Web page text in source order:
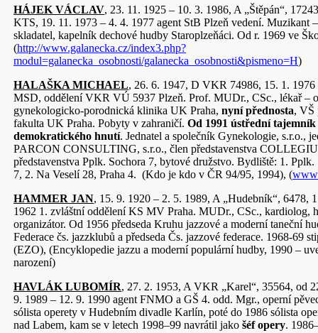
HÁJEK VÁCLAV, 23. 11. 1925 – 10. 3. 1986, A „Štěpán“,
KTS, 19. 11. 1973 – 4. 4. 1977 agent StB Plzeň vedení. Muzikant
skladatel, kapelník dechové hudby Staroplzeňáci. Od r. 1969 ve
(http://www.galanecka.cz/index3.php?
modul=galanecka_osobnosti/galanecka_osobnosti&pismeno=H)
HALAŠKA MICHAEL, 26. 6. 1947, D VKR 74986, 15. 1. 1976
MSD, oddělení VKR VÚ 5937 Plzeň. Prof. MUDr., CSc., lékař –
gynekologicko-porodnická klinika UK Praha, nyní přednosta, VŠ
fakulta UK Praha. Pobyty v zahraničí. Od 1991 ústřední
demokratického hnutí. Jednatel a společník Gynekologie, s.r.o.,
PARCON CONSULTING, s.r.o., člen představenstva
představenstva Pplk. Sochora 7, bytové družstvo. Bydliště: 1. Pplk.
7, 2. Na Veselí 28, Praha 4. (Kdo je kdo v ČR 94/95, 1994), (
HAMMER JAN, 15. 9. 1920 – 2. 5. 1989, A „Hudebník“, 6478,
1962 1. zvláštní oddělení KS MV Praha. MUDr., CSc., kardiolog,
organizátor. Od 1956 předseda Kruhu jazzové a moderní taneční
Federace čs. jazzklubů a předseda Čs. jazzové federace. 1968-69
(EZO), (Encyklopedie jazzu a moderní populární hudby, 1990 –
narození)
HAVLÁK LUBOMÍR, 27. 2. 1953, A VKR „Karel“, 35564, od
9. 1989 – 12. 9. 1990 agent FNMO a GŠ 4. odd. Mgr., operní
sólista operety v Hudebním divadle Karlín, poté do 1986 sólista
nad Labem, kam se v letech 1998–99 navrátil jako šéf opery.